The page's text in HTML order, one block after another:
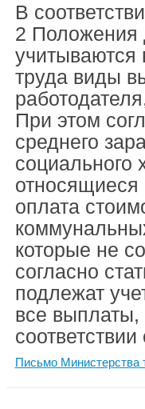
В
2 Положения
учитываются
труда виды
При этом
среднего
социального
относящиеся
оплата
которые не
согласно
подлежат
все выплаты,
Письмо